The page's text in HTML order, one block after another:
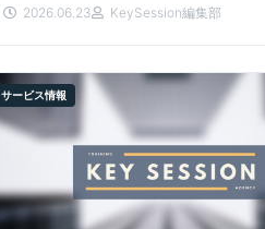
2026.06.23 KeySession編集部
サービス情報